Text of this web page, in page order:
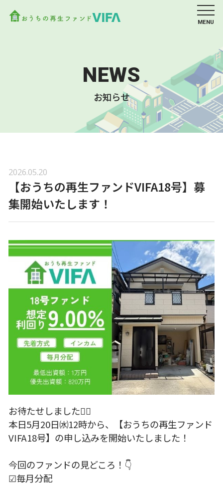
MENU
NEWS
お知らせ
2026.05.20
【おうちの再生ファンドVIFA18号】募
集開始いたします！
お待たせしました🙇‍♂️
本日5月20日㈬12時から、【おうちの再生ファンド
VIFA18号】の申し込みを開始いたしました！
今回のファンドの見どころ！👇
☑毎月分配